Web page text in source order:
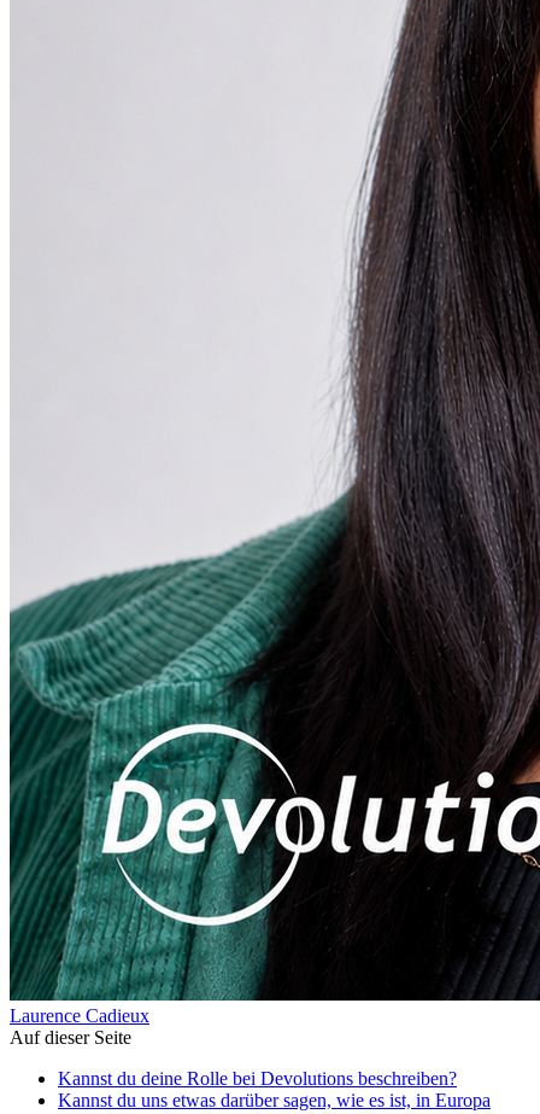
Laurence Cadieux
Auf dieser Seite
Kannst du deine Rolle bei Devolutions beschreiben?
Kannst du uns etwas darüber sagen, wie es ist, in Europa